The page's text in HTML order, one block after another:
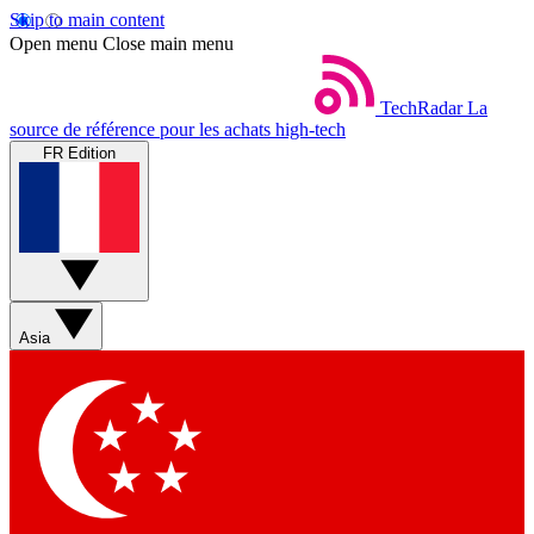
Skip to main content
Open menu Close main menu
TechRadar La
source de référence pour les achats high-tech
FR Edition
Asia